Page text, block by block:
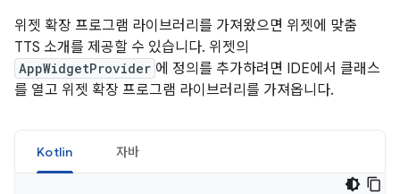
위젯 확장 프로그램 라이브러리를 가져왔으면 위젯에 맞춤
TTS 소개를 제공할 수 있습니다. 위젯의
AppWidgetProvider 에 정의를 추가하려면 IDE에서 클래스
를 열고 위젯 확장 프로그램 라이브러리를 가져옵니다.
Kotlin 자바